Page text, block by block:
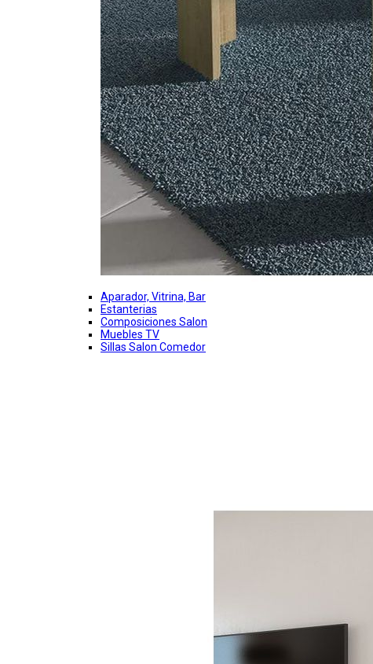
Aparador, Vitrina, Bar
Estanterias
Composiciones Salon
Muebles TV
Sillas Salon Comedor